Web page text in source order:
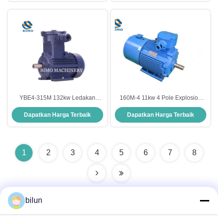
YBE4-315M 132kw Ledakan
Proof Motor Tiga Fase 2 Pole
Motor Listrik
Dapatkan Harga Terbaik
160M-4 11kw 4 Pole Explosion
Proof Motor, CE Motor Listrik 380V
660V
Dapatkan Harga Terbaik
1 2 3 4 5 6 7 8
bilun